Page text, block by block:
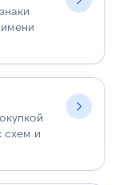
схем и